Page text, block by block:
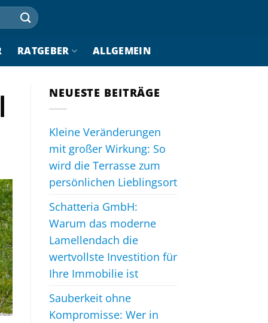
RATGEBER ALLGEMEIN
NEUESTE BEITRÄGE
Kleine Veränderungen
mit großer Wirkung: So
wird die Terrasse zum
persönlichen Lieblingsort
Schatteria GmbH:
Warum das moderne
Lamellendach die
wertvollste Investition für
Ihre Immobilie ist
Sauberkeit ohne
Kompromisse: Wer in